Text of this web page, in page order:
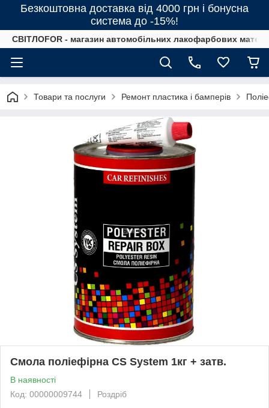
Безкоштовна доставка від 4000 грн і бонусна
система до -15%!
СВІТЛОFOR - магазин автомобільних лакофарбових
Товари та послуги Ремонт пластика і бамперів
Смола поліефірна CS System 1кг + затв.
В наявності
Код: 00000009744
Роздріб